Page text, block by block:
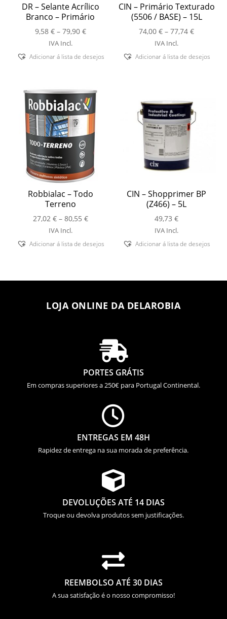
DR – Selante Acrílico
Branco – Primário
9,58 € – 79,90 €Price
9,58 €
through
IVA Incl.
Adicionar á lista de desejos
CIN – Primário Texturado
(5506 / BASE) – 15L
74,00€ – 77,74€Price
74,00 €
through
IVA Incl.
Adicionar á lista de desejos
Robbialac – Todo
Terreno
27,02 € – 80,55 €Price
through
IVA Incl.
Adicionar á lista de desejos
CIN – Shopprimer BP
(Z466) – 5L
49,73€
IVA Incl.
Adicionar á lista de desejos
LOJA ONLINE DA DELAROBIA

PORTES GRÁTIS
Em compras superiores a 250€ para Portugal Continental.

ENTREGAS EM 48H
Rapidez de entrega na sua morada de preferência.

DEVOLUÇÕES ATÉ 14 DIAS
Troque ou devolva produtos sem justificações.

REEMBOLSO ATÉ 30 DIAS
A sua satisfação é o nosso compromisso!